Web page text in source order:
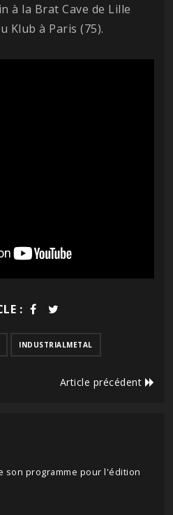
à la Brat Cave de Lille
Klub à Paris (75).
:
INDUSTRIALMETAL
Article précédent
son programme pour l'édition